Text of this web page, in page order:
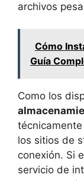
archivos
Cómo
Guía
Como los
los sitios de
conexión. Si
servicio de